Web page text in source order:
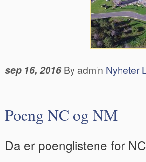
sep 16, 2016 By admin Nyheter
Poeng NC og NM
Da er poenglistene for